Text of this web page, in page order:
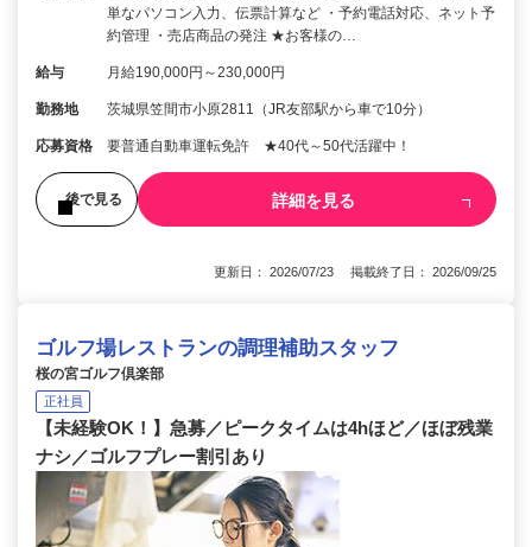
単なパソコン入力、伝票計算など ・予約電話対応、ネット予
約管理 ・売店商品の発注 ★お客様の…
給与 月給190,000円～230,000円
勤務地 茨城県笠間市小原2811（JR友部駅から車で10分）
応募資格 要普通自動車運転免許 ★40代～50代活躍中！
後で見る 詳細を見る
更新日： 2026/07/23 掲載終了日： 2026/09/25
ゴルフ場レストランの調理補助スタッフ
桜の宮ゴルフ倶楽部
正社員
【未経験OK！】急募／ピークタイムは4hほど／ほぼ残業
ナシ／ゴルフプレー割引あり